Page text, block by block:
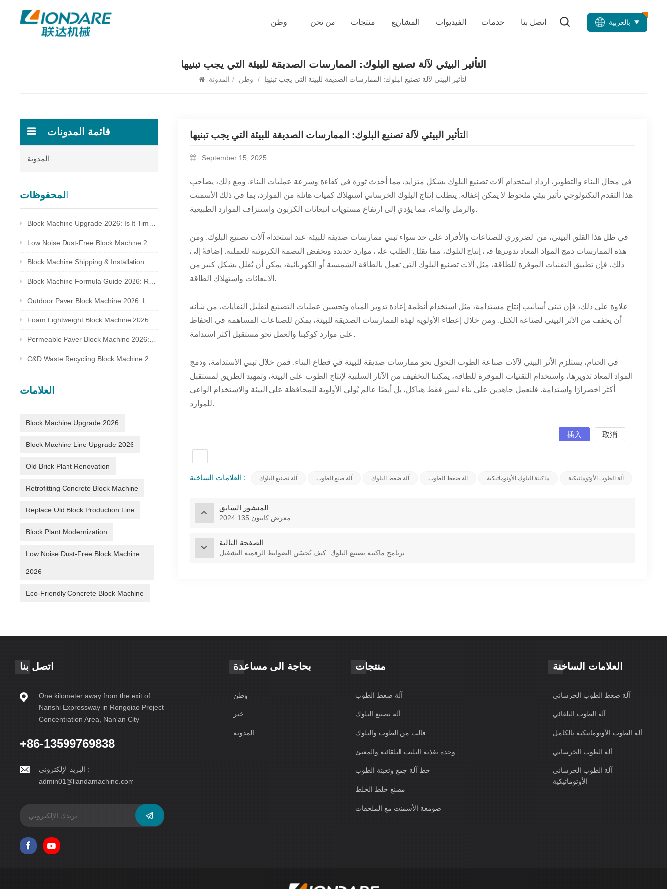
بالعربية وطن من نحن منتجات المشاريع الفيديوات خدمات اتصل بنا
التأثير البيئي لآلة تصنيع البلوك: الممارسات الصديقة للبيئة التي يجب تبنيها
وطن / المدونة / التأثير البيئي لآلة تصنيع البلوك: الممارسات الصديقة للبيئة التي يجب تبنيها
التأثير البيئي لآلة تصنيع البلوك: الممارسات الصديقة للبيئة التي يجب تبنيها
September 15, 2025
في مجال البناء والتطوير، ازداد استخدام آلات تصنيع البلوك بشكل متزايد، مما أحدث ثورة في كفاءة وسرعة عمليات البناء. ومع ذلك، يصاحب
هذا التقدم التكنولوجي تأثير بيئي ملحوظ لا يمكن إغفاله. يتطلب إنتاج البلوك الخرساني استهلاك كميات هائلة من الموارد، بما في ذلك الأسمنت
والرمل والماء، مما يؤدي إلى ارتفاع مستويات انبعاثات الكربون واستنزاف الموارد الطبيعية.
في ظل هذا القلق البيئي، من الضروري للصناعات والأفراد على حد سواء تبني ممارسات صديقة للبيئة عند استخدام آلات تصنيع البلوك. ومن
هذه الممارسات دمج المواد المعاد تدويرها في إنتاج البلوك، مما يقلل الطلب على موارد جديدة ويخفض البصمة الكربونية للعملية. إضافةً إلى
ذلك، فإن تطبيق التقنيات الموفرة للطاقة، مثل آلات تصنيع البلوك التي تعمل بالطاقة الشمسية أو الكهربائية، يمكن أن يُقلل بشكل كبير من
الانبعاثات واستهلاك الطاقة.
علاوة على ذلك، فإن تبني أساليب إنتاج مستدامة، مثل استخدام أنظمة إعادة تدوير المياه وتحسين عمليات التصنيع لتقليل النفايات، من شأنه
أن يخفف من الأثر البيئي لصناعة الكتل. ومن خلال إعطاء الأولوية لهذه الممارسات الصديقة للبيئة، يمكن للصناعات المساهمة في الحفاظ
على موارد كوكبنا والعمل نحو مستقبل أكثر استدامة.
في الختام، يستلزم الأثر البيئي لآلات صناعة الطوب التحول نحو ممارسات صديقة للبيئة في قطاع البناء. فمن خلال تبني الاستدامة، ودمج
المواد المعاد تدويرها، واستخدام التقنيات الموفرة للطاقة، يمكننا التخفيف من الآثار السلبية لإنتاج الطوب على البيئة، وتمهيد الطريق لمستقبل
أكثر اخضرارًا واستدامة. فلنعمل جاهدين على بناء ليس فقط هياكل، بل أيضًا عالم يُولي الأولوية للمحافظة على البيئة والاستخدام الواعي
للموارد.
插入 取消
العلامات الساخنة : آلة تصنيع البلوك آلة صنع الطوب آلة ضغط البلوك آلة ضغط الطوب ماكينة البلوك الأوتوماتيكية آلة الطوب الأوتوماتيكية
المنشور السابق
2024 معرض كانتون 135
الصفحة التالية
برنامج ماكينة تصنيع البلوك: كيف تُحسّن الضوابط الرقمية التشغيل
قائمة المدونات
المدونة
المحفوظات
Block Machine Upgrade 2026: Is It Time to Replace Your Old Brick Plant?
Low Noise Dust-Free Block Machine 2026: Meet Global Environmental Inspection Standards
Block Machine Shipping & Installation Guide 2026: Overseas Plant Setup Checklist
Block Machine Formula Guide 2026: Recycled Waste Mix Ratio for Qualified Bricks
Outdoor Paver Block Machine 2026: Landscape & Municipal Project Solutions
Foam Lightweight Block Machine 2026: Insulated Bricks for Cold Climate Construction
Permeable Paver Block Machine 2026: Sponge City Business & Complete Production Line
C&D Waste Recycling Block Machine 2026: Turn Construction Rubbish Into Stable Profit
العلامات
Block Machine Upgrade 2026
Block Machine Line Upgrade 2026
Old Brick Plant Renovation
Retrofitting Concrete Block Machine
Replace Old Block Production Line
Block Plant Modernization
Low Noise Dust-Free Block Machine
2026
Eco-Friendly Concrete Block Machine
اتصل بنا
One kilometer away from the exit of
Nanshi Expressway in Rongqiao Project
Concentration Area, Nan'an City
+86-13599769838
البريد الإلكتروني :
admin01@liandamachine.com
بحاجة الى مساعدة
وطن
خبر
المدونة
منتجات
آلة ضغط الطوب
آلة تصنيع البلوك
قالب من الطوب والبلوك
وحدة تغذية البليت التلقائية والمعبئ
خط آلة جمع وتعبئة الطوب
مصنع خلط الخلط
صومعة الأسمنت مع الملحقات
العلامات الساخنة
آلة ضغط الطوب الخرساني
آلة الطوب التلقائي
آلة الطوب الأوتوماتيكية بالكامل
آلة الطوب الخرساني
آلة الطوب الخرساني
الأوتوماتيكية